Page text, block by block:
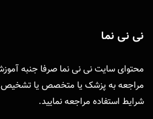
نی نی نما
محتوای سایت نی نی نما صرفا جنبه
مراجعه به پزشک یا متخصص یا تشخیص،
شرایط استفاده مراجعه نمایید.